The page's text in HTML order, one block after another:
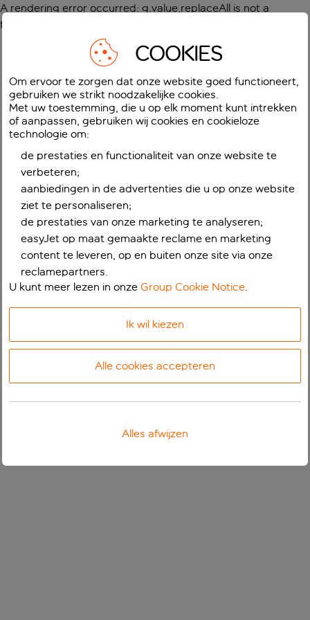
A rendering error occurred: g.value.replaceAll is not a
function
COOKIES
Om ervoor te zorgen dat onze website goed functioneert,
gebruiken we strikt noodzakelijke cookies.
Met uw toestemming, die u op elk moment kunt intrekken
of aanpassen, gebruiken wij cookies en cookieloze
technologie om:
de prestaties en functionaliteit van onze website te
verbeteren;
aanbiedingen in de advertenties die u op onze website
ziet te personaliseren;
de prestaties van onze marketing te analyseren;
easyJet op maat gemaakte reclame en marketing
content te leveren, op en buiten onze site via onze
reclamepartners.
U kunt meer lezen in onzeGroup Cookie Notice.
Ik wil kiezen
Alle cookies accepteren
Alles afwijzen